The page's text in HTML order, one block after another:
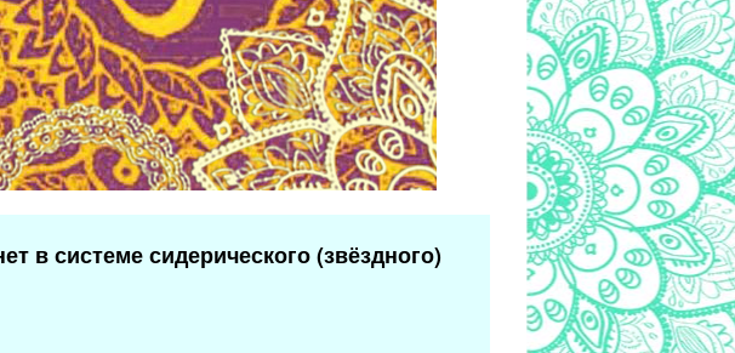
в системе сидерического (звёздного)